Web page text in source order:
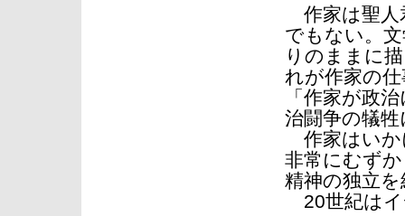
作家は聖人
でもない。
りのままに
れが作家の
「作家が政
治闘争の犠
作家はいか
非常にむず
精神の独立
20世紀はイ